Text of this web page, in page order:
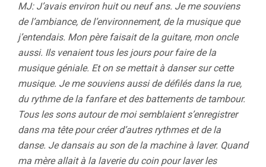
MJ: J’avais environ huit ou neuf ans. Je me souviens
de l’ambiance, de l’environnement, de la musique que
j’entendais. Mon père faisait de la guitare, mon oncle
aussi. Ils venaient tous les jours pour faire de la
musique géniale. Et on se mettait à danser sur cette
musique. Je me souviens aussi de défilés dans la rue,
du rythme de la fanfare et des battements de tambour.
Tous les sons autour de moi semblaient s’enregistrer
dans ma tête pour créer d’autres rythmes et de la
danse. Je dansais au son de la machine à laver. Quand
ma mère allait à la laverie du coin pour laver les